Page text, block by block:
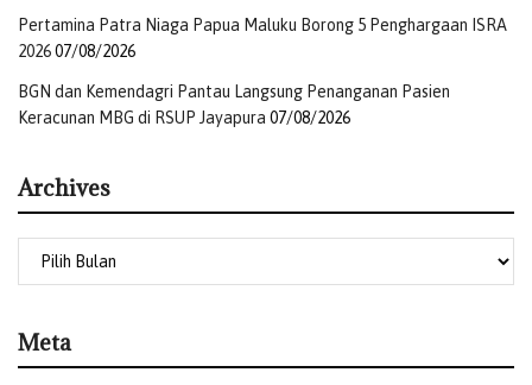
Pertamina Patra Niaga Papua Maluku Borong 5 Penghargaan ISRA
202607/08/2026
BGN dan Kemendagri Pantau Langsung Penanganan Pasien
Keracunan MBG di RSUP Jayapura 07/08/2026
Archives
Meta